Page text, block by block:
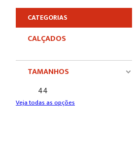
CALÇADOS
TAMANHOS
44
Veja todas as opções